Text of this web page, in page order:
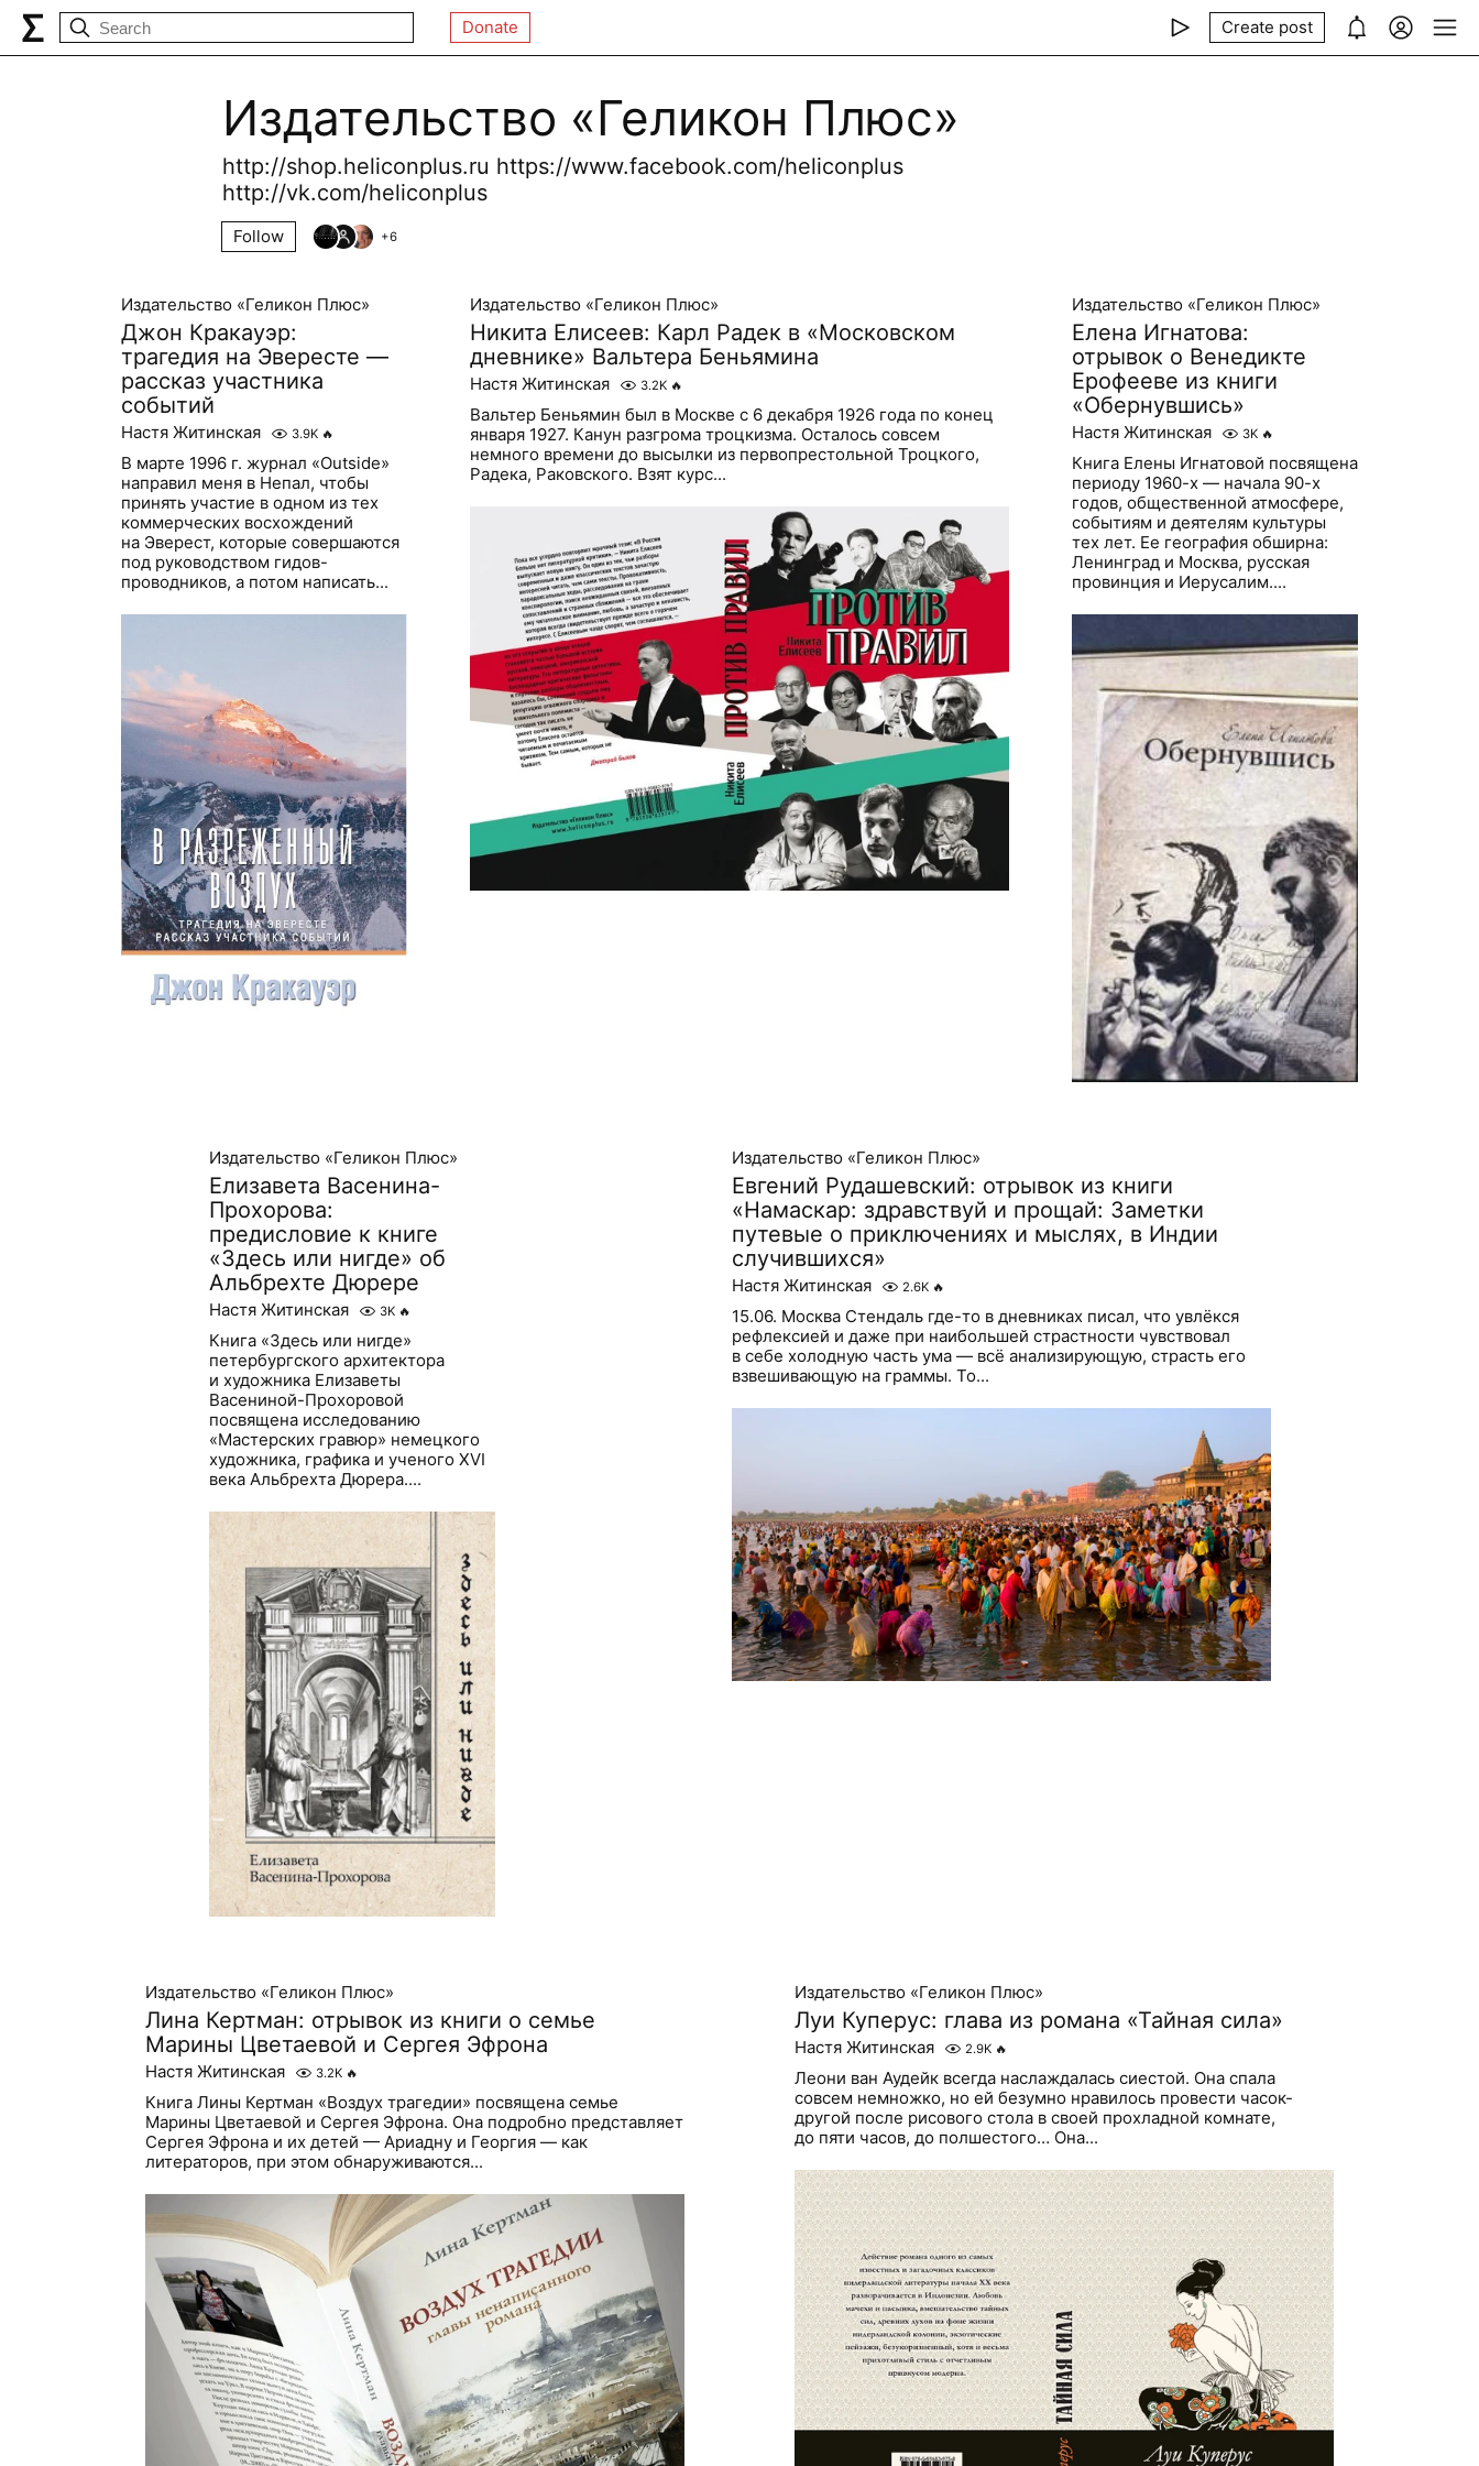
Donate Create post
Издательство «Геликон Плюс»
http://shop.heliconplus.ru https://www.facebook.com/heliconplus
http://vk.com/heliconplus
Follow +6
Издательство «Геликон Плюс»
Джон Кракауэр:
трагедия на Эвересте —
рассказ участника
событий
Настя Житинская 3.9K 🔥
В марте 1996 г. журнал «Outside»
направил меня в Непал, чтобы
принять участие в одном из тех
коммерческих восхождений
на Эверест, которые совершаются
под руководством гидов-
проводников, а потом написать...
Издательство «Геликон Плюс»
Никита Елисеев: Карл Радек в «Московском
дневнике» Вальтера Беньямина
Настя Житинская 3.2K 🔥
Вальтер Беньямин был в Москве с 6 декабря 1926 года по конец
января 1927. Канун разгрома троцкизма. Осталось совсем
немного времени до высылки из первопрестольной Троцкого,
Радека, Раковского. Взят курс...
Издательство «Геликон Плюс»
Елена Игнатова:
отрывок о Венедикте
Ерофееве из книги
«Обернувшись»
Настя Житинская 3K 🔥
Книга Елены Игнатовой посвящена
периоду 1960-х — начала 90-х
годов, общественной атмосфере,
событиям и деятелям культуры
тех лет. Ее география обширна:
Ленинград и Москва, русская
провинция и Иерусалим....
Издательство «Геликон Плюс»
Елизавета Васенина-
Прохорова:
предисловие к книге
«Здесь или нигде» об
Альбрехте Дюрере
Настя Житинская 3K 🔥
Книга «Здесь или нигде»
петербургского архитектора
и художника Елизаветы
Васениной-Прохоровой
посвящена исследованию
«Мастерских гравюр» немецкого
художника, графика и ученого XVI
века Альбрехта Дюрера....
Издательство «Геликон Плюс»
Евгений Рудашевский: отрывок из книги
«Намаскар: здравствуй и прощай: Заметки
путевые о приключениях и мыслях, в Индии
случившихся»
Настя Житинская 2.6K 🔥
15.06. Москва Стендаль где-то в дневниках писал, что увлёкся
рефлексией и даже при наибольшей страстности чувствовал
в себе холодную часть ума — всё анализирующую, страсть его
взвешивающую на граммы. То...
Издательство «Геликон Плюс»
Лина Кертман: отрывок из книги о семье
Марины Цветаевой и Сергея Эфрона
Настя Житинская 3.2K 🔥
Книга Лины Кертман «Воздух трагедии» посвящена семье
Марины Цветаевой и Сергея Эфрона. Она подробно представляет
Сергея Эфрона и их детей — Ариадну и Георгия — как
литераторов, при этом обнаруживаются...
Издательство «Геликон Плюс»
Луи Куперус: глава из романа «Тайная сила»
Настя Житинская 2.9K 🔥
Леони ван Аудейк всегда наслаждалась сиестой. Она спала
совсем немножко, но ей безумно нравилось провести часок-
другой после рисового стола в своей прохладной комнате,
до пяти часов, до полшестого… Она...